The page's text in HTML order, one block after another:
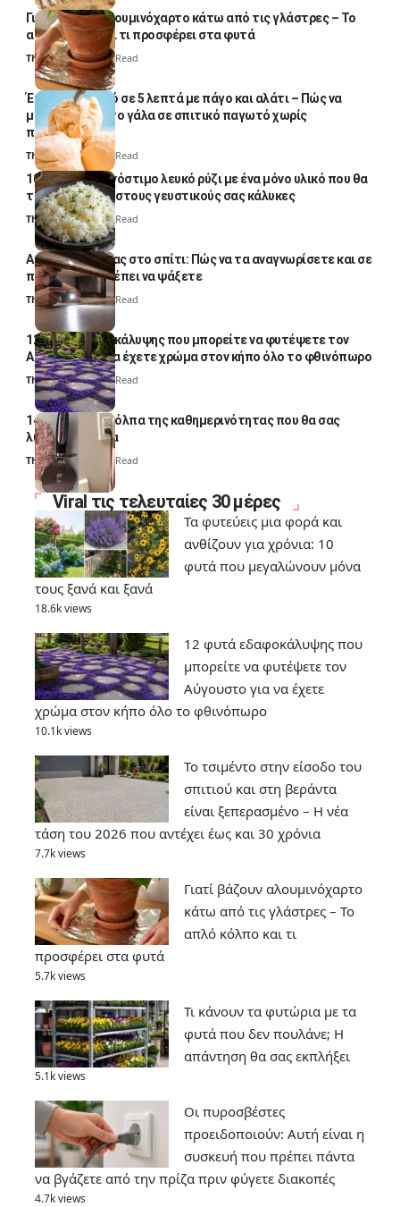
Γιατί βάζουν αλουμινόχαρτο κάτω από τις γλάστρες – Το
απλό κόλπο και τι προσφέρει στα φυτά
Thali Ombre4 Min Read
Έτοιμο παγωτό σε 5 λεπτά με πάγο και αλάτι – Πώς να
μετατρέψετε το γάλα σε σπιτικό παγωτό χωρίς
παγωτομηχανή
Thali Ombre 4 Min Read
10 φορές ποιο νόστιμο λευκό ρύζι με ένα μόνο υλικό που θα
το απογειώσει στους γευστικούς σας κάλυκες
Thali Ombre4 Min Read
Αυγά κατσαρίδας στο σπίτι: Πώς να τα αναγνωρίσετε και σε
ποια σημεία πρέπει να ψάξετε
Thali Ombre4 Min Read
12 φυτά εδαφοκάλυψης που μπορείτε να φυτέψετε τον
Αύγουστο για να έχετε χρώμα στον κήπο όλο το φθινόπωρο
Thali Ombre7 Min Read
14 πανέξυπνα κόλπα της καθημερινότητας που θα σας
λύσουν τα χέρια
Thali Ombre 6 Min Read
Viral τις τελευταίες 30 μέρες
Τα φυτεύεις μια φορά και
ανθίζουν για χρόνια: 10
φυτά που μεγαλώνουν μόνα
τους ξανά και ξανά
18.6k views
12 φυτά εδαφοκάλυψης που
μπορείτε να φυτέψετε τον
Αύγουστο για να έχετε
χρώμα στον κήπο όλο το φθινόπωρο
10.1k views
Το τσιμέντο στην είσοδο του
σπιτιού και στη βεράντα
είναι ξεπερασμένο – Η νέα
τάση του 2026 που αντέχει έως και 30 χρόνια
7.7k views
Γιατί βάζουν αλουμινόχαρτο
κάτω από τις γλάστρες – Το
απλό κόλπο και τι
προσφέρει στα φυτά
5.7k views
Τι κάνουν τα φυτώρια με τα
φυτά που δεν πουλάνε; Η
απάντηση θα σας εκπλήξει
5.1k views
Οι πυροσβέστες
προειδοποιούν: Αυτή είναι η
συσκευή που πρέπει πάντα
να βγάζετε από την πρίζα πριν φύγετε διακοπές
4.7k views